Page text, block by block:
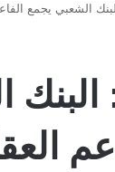
الشعبي يجمع